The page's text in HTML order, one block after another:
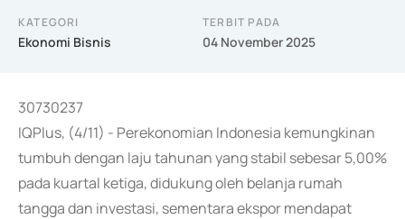
KATEGORI
Ekonomi Bisnis
TERBIT PADA
04 November 2025
30730237
IQPlus, (4/11) - Perekonomian Indonesia kemungkinan
tumbuh dengan laju tahunan yang stabil sebesar 5,00%
pada kuartal ketiga, didukung oleh belanja rumah
tangga dan investasi, sementara ekspor mendapat